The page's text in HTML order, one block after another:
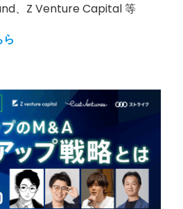
、Z Venture Capital 等